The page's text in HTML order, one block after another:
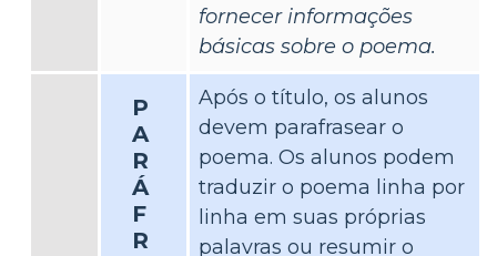
fornecer informações
básicas sobre o poema.
P
A
R
Á
F
R
Após o título, os alunos
devem parafrasear o
poema. Os alunos podem
traduzir o poema linha por
linha em suas próprias
palavras ou resumir o